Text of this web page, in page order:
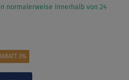
normalerweise innerhalb von 24
3%